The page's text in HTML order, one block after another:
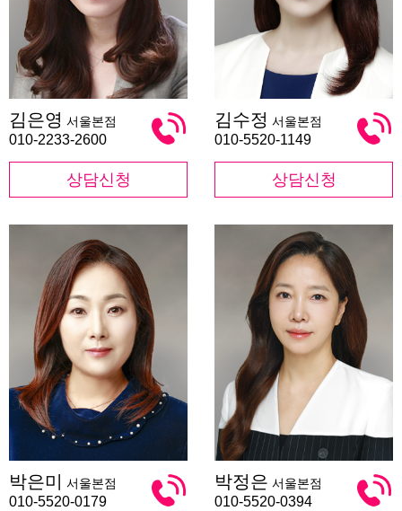
은
영
김은영 서울본점
010-2233-2600
상담신청
수
정
김수정 서울본점
010-5520-1149
상담신청
은
미
박은미 서울본점
010-5520-0179
정
은
박정은 서울본점
010-5520-0394